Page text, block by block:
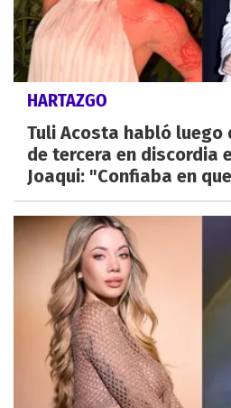
HARTAZGO
Tuli Acosta habló luego
de tercera en discordia
Joaqui: "Confiaba en